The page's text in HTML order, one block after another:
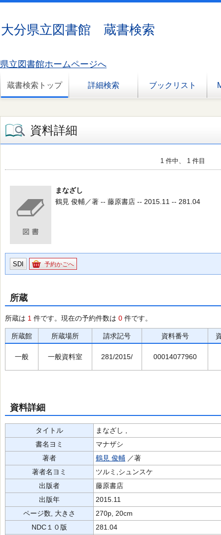
大分県立図書館 蔵書検索
県立図書館ホームページへ
蔵書検索トップ 詳細検索 ブックリスト
資料詳細
1 件中、 1 件目
まなざし
鶴見 俊輔／著 -- 藤原書店 -- 2015.11 -- 281.04
SDI 予約かごへ
所蔵
所蔵は 1 件です。現在の予約件数は 0 件です。
所蔵館 所蔵場所 請求記号 資料番号
一般 一般資料室 281/2015/ 00014077960
資料詳細
タイトル
まなざし ,
書名ヨミ
マナザシ
著者
鶴見 俊輔 ／著
著者名ヨミ
ツルミ,シュンスケ
出版者
藤原書店
出版年
2015.11
ページ数, 大きさ
270p, 20cm
NDC１０版
281.04